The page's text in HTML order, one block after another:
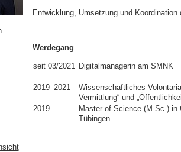
Entwicklung, Umsetzung und
Werdegang
seit 03/2021 Digitalmanagerin am SMNK
2019–2021
Wissenschaftliches
Vermittlung“ und
2019
Master of Science (M.Sc.) in
Tübingen